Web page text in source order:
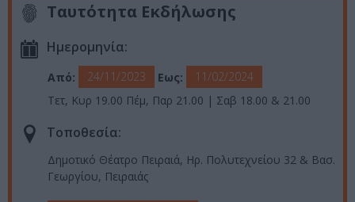
Ταυτότητα Εκδήλωσης
Ημερομηνία:
Από: 24/11/2023 Εως:
11/02/2024
Τετ, Κυρ 19.00 Πέμ, Παρ 21.00 | Σαβ 18.00 & 21.00
Τοποθεσία:
Δημοτικό Θέατρο Πειραιά, Ηρ. Πολυτεχνείου 32 & Βασ.
Γεωργίου, Πειραιάς